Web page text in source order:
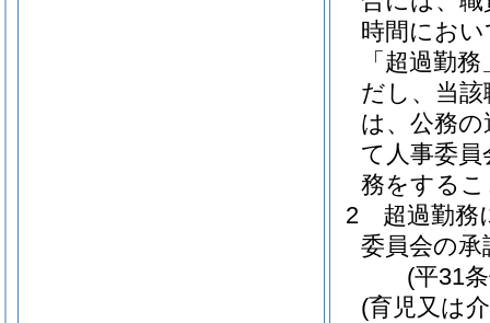
時間にお
「超過勤
だし、当
は、公務
て人事委
務をする
2
超過勤務
委員会の
(平31
(育児又は